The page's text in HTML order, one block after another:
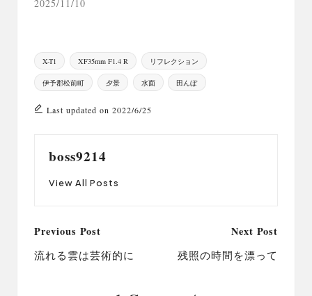
2025/11/10
Tags:
X-T1 XF35mm F1.4 R リフレクション
伊予郡松前町 夕景 水面 田んぼ
Last updated on 2022/6/25
boss9214
View All Posts
Post
navigation
Previous Post
流れる雲は芸術的に
Next Post
残照の時間を漂って